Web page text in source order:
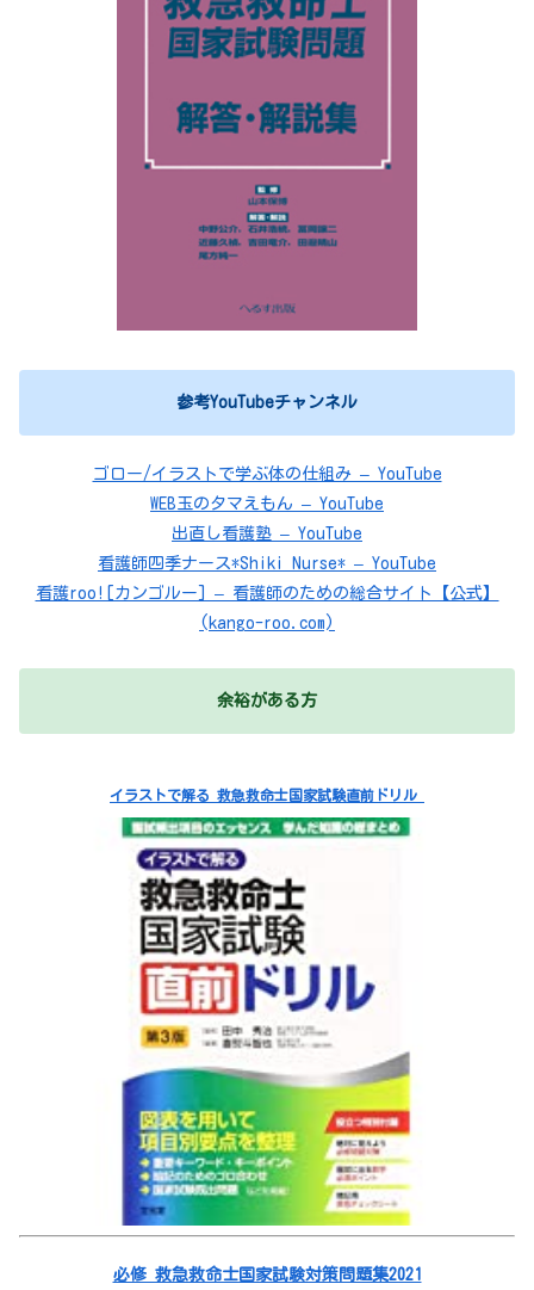
参考YouTubeチャンネル
ゴロー/イラストで学ぶ体の仕組み – YouTube
WEB玉のタマえもん – YouTube
出直し看護塾 – YouTube
看護師四季ナース*Shiki Nurse* – YouTube
看護roo![カンゴルー] – 看護師のための総合サイト【公式】
(kango-roo.com)
余裕がある方
イラストで解る 救急救命士国家試験直前ドリル
必修 救急救命士国家試験対策問題集2021